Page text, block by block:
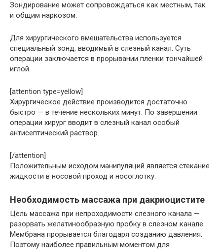
Зондирование может сопровождаться как местным, так
и общим наркозом.
Для хирургического вмешательства используется
специальный зонд, вводимый в слезный канал. Суть
операции заключается в прорывании пленки тончайшей
иглой.
[attention type=yellow]
Хирургическое действие производится достаточно
быстро — в течение нескольких минут. По завершении
операции хирург вводит в слезный канал особый
антисептический раствор.
[/attention]
Положительным исходом манипуляций является стекание
жидкости в носовой проход и носоглотку.
Необходимость массажа при дакриоцистите
Цель массажа при непроходимости слезного канала —
разорвать желатинообразную пробку в слезном канале.
Мембрана прорывается благодаря созданию давления.
Поэтому наиболее правильным моментом для